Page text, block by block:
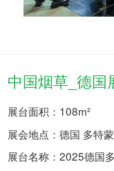
中国烟草_德国
展台面积：108m²
展会地点：德国 多特
展台名称：2025德国